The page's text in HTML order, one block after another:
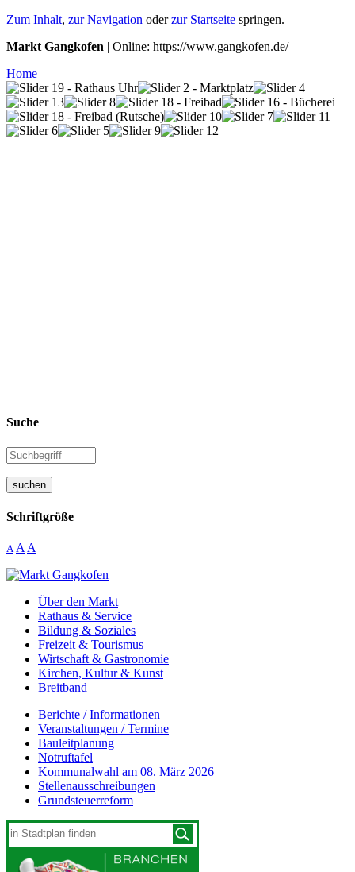
Zum Inhalt, zur Navigation oderzur Startseite springen.
Markt Gangkofen | Online: https://www.gangkofen.de/
Home
Suche
suchen
Schriftgröße
A A A
Über den Markt
Rathaus & Service
Bildung & Soziales
Freizeit & Tourismus
Wirtschaft & Gastronomie
Kirchen, Kultur & Kunst
Breitband
Berichte / Informationen
Veranstaltungen / Termine
Bauleitplanung
Notruftafel
Kommunalwahl am 08. März 2026
Stellenausschreibungen
Grundsteuerreform